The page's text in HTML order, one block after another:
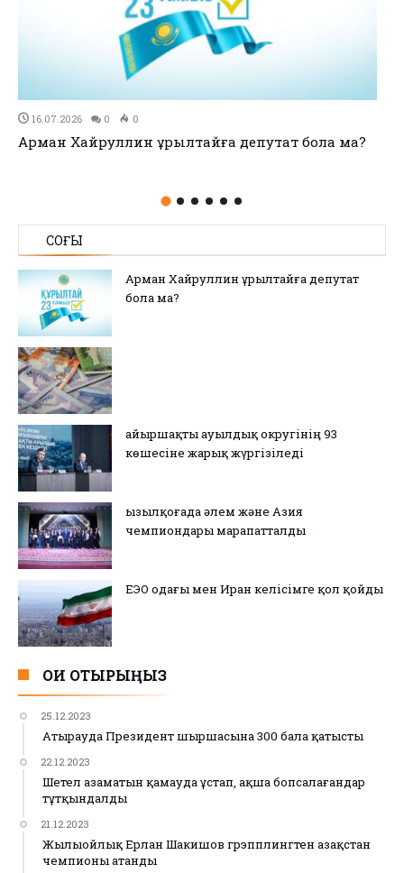
11.07.2026 0 0
no title
СОҢҒЫ
Арман Хайруллин Құрылтайға депутат
бола ма?
Қайыршақты ауылдық округінің 93
көшесіне жарық жүргізіледі
Қызылқоғада әлем және Азия
чемпиондары марапатталды
ЕЭО одағы мен Иран келісімге қол қойды
ОҚИ ОТЫРЫҢЫЗ
25.12.2023
Атырауда Президент шыршасына 300 бала қатысты
22.12.2023
Шетел азаматын қамауда ұстап, ақша бопсалағандар
тұтқындалды
21.12.2023
Жылыойлық Ерлан Шакишов грэпплингтен Қазақстан
чемпионы атанды